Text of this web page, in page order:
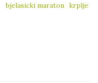
bjelasicki maraton krplje